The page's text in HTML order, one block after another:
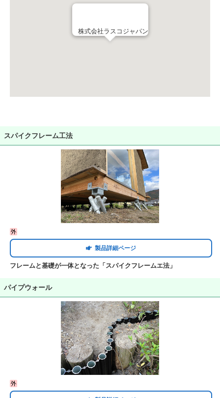
株式会社ラスコジャパン
スパイクフレーム工法
製品詳細ページ
フレームと基礎が一体となった「スパイクフレームエ法」
パイプウォール